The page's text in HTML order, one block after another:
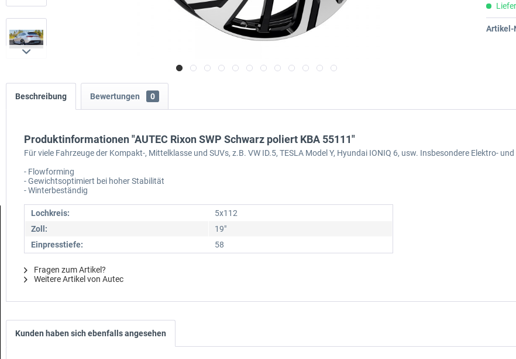
Artikel-
Beschreibung Bewertungen 0
Produktinformationen "AUTEC Rixon SWP Schwarz poliert KBA 55111"
Für viele Fahrzeuge der Kompakt-, Mittelklasse und SUVs, z.B. VW ID.5, TESLA Model Y, Hyundai IONIQ 6, usw. Insbesondere Elektro-
- Flowforming
- Gewichtsoptimiert bei hoher Stabilität
- Winterbeständig
Lochkreis:
5x112
Zoll:
19"
Einpresstiefe:
58
Fragen zum Artikel?
Weitere Artikel von Autec
Kunden haben sich ebenfalls angesehen